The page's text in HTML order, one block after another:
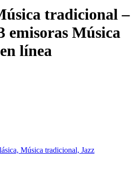
tradicional –
emisoras Música
en línea
Música tradicional, Jazz